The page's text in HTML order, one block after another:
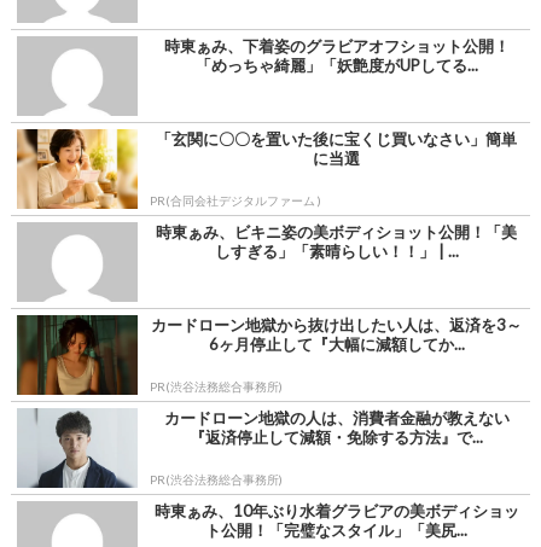
時東ぁみ、下着姿のグラビアオフショット公開！
「めっちゃ綺麗」「妖艶度がUPしてる...
「玄関に〇〇を置いた後に宝くじ買いなさい」簡単
に当選
PR(合同会社デジタルファーム )
時東ぁみ、ビキニ姿の美ボディショット公開！「美
しすぎる」「素晴らしい！！」 | ...
カードローン地獄から抜け出したい人は、返済を3～
6ヶ月停止して『大幅に減額してか...
PR(渋谷法務総合事務所)
カードローン地獄の人は、消費者金融が教えない
『返済停止して減額・免除する方法』で...
PR(渋谷法務総合事務所)
時東ぁみ、10年ぶり水着グラビアの美ボディショッ
ト公開！「完璧なスタイル」「美尻...